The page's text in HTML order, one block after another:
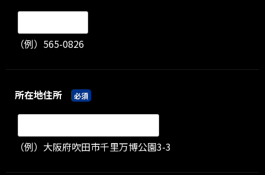
（例）565-0826
所在地住所 必須
（例）大阪府吹田市千里万博公園3-3